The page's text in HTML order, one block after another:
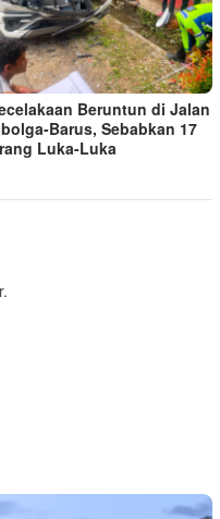
Beruntun di Jalan
Barus, Sebabkan 17
Luka-Luka